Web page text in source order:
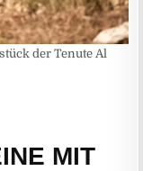
der Tenute Al
MIT